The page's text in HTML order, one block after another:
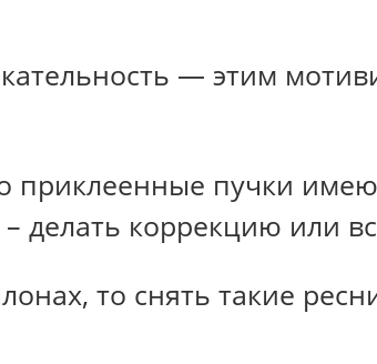
— этим
пучки
коррекцию или
то снять такие